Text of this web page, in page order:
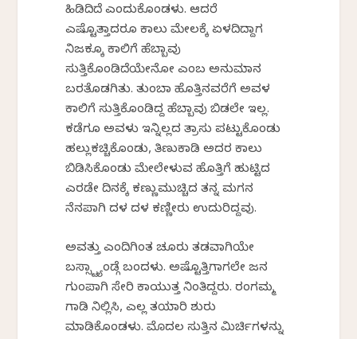
ಹಿಡಿದಿದೆ ಎಂದುಕೊಂಡಳು. ಆದರೆ
ಎಷ್ಟೊತ್ತಾದರೂ ಕಾಲು ಮೇಲಕ್ಕೆ ಏಳದಿದ್ದಾಗ
ನಿಜಕ್ಕೂ ಕಾಲಿಗೆ ಹೆಬ್ಬಾವು
ಸುತ್ತಿಕೊಂಡಿದೆಯೇನೋ ಎಂಬ ಅನುಮಾನ
ಬರತೊಡಗಿತು. ತುಂಬಾ ಹೊತ್ತಿನವರೆಗೆ ಅವಳ
ಕಾಲಿಗೆ ಸುತ್ತಿಕೊಂಡಿದ್ದ ಹೆಬ್ಬಾವು ಬಿಡಲೇ ಇಲ್ಲ.
ಕಡೆಗೂ ಅವಳು ಇನ್ನಿಲ್ಲದ ತ್ರಾಸು ಪಟ್ಟುಕೊಂಡು
ಹಲ್ಲುಕಚ್ಚಿಕೊಂಡು, ತಿಣುಕಾಡಿ ಅದರ ಕಾಲು
ಬಿಡಿಸಿಕೊಂಡು ಮೇಲೇಳುವ ಹೊತ್ತಿಗೆ ಹುಟ್ಟಿದ
ಎರಡೇ ದಿನಕ್ಕೆ ಕಣ್ಣುಮುಚ್ಚಿದ ತನ್ನ ಮಗನ
ನೆನಪಾಗಿ ದಳ ದಳ ಕಣ್ಣೀರು ಉದುರಿದ್ದವು.
ಅವತ್ತು ಎಂದಿಗಿಂತ ಚೂರು ತಡವಾಗಿಯೇ
ಬಸ್ಸ್ಟ್ಯಾಂಡ್ಗೆ ಬಂದಳು. ಅಷ್ಟೊತ್ತಿಗಾಗಲೇ ಜನ
ಗುಂಪಾಗಿ ಸೇರಿ ಕಾಯುತ್ತ ನಿಂತಿದ್ದರು. ರಂಗಮ್ಮ
ಗಾಡಿ ನಿಲ್ಲಿಸಿ, ಎಲ್ಲ ತಯಾರಿ ಶುರು
ಮಾಡಿಕೊಂಡಳು. ಮೊದಲ ಸುತ್ತಿನ ಮಿರ್ಚಿಗಳನ್ನು